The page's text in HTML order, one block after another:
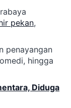
pekan,
penayangan
hingga
Diduga